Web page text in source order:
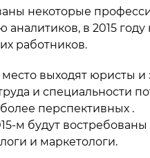
некоторые
в 2015
работников.
выходят юристы и
и специальности
перспективных .
м будут
и маркетологи.